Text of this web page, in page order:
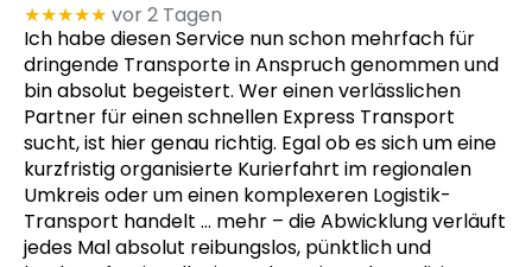
★★★★★ vor 2 Tagen
Ich habe diesen Service nun schon mehrfach für
dringende Transporte in Anspruch genommen und
bin absolut begeistert. Wer einen verlässlichen
Partner für einen schnellen Express Transport
sucht, ist hier genau richtig. Egal ob es sich um eine
kurzfristig organisierte Kurierfahrt im regionalen
Umkreis oder um einen komplexeren Logistik-
Transport handelt … mehr – die Abwicklung verläuft
jedes Mal absolut reibungslos, pünktlich und